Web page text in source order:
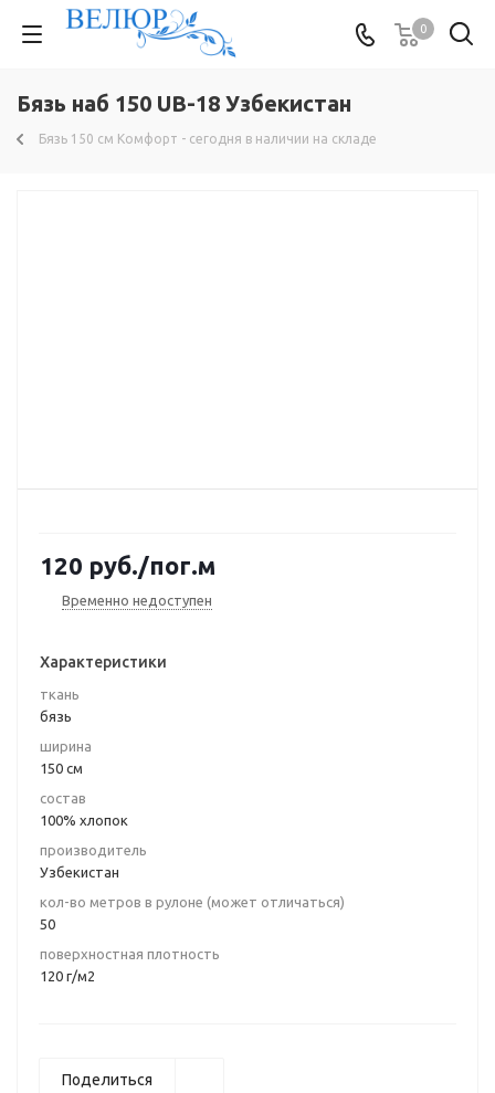
0
Бязь наб 150 UB-18 Узбекистан
Бязь 150 см Комфорт - сегодня в наличии на складе
120 руб./пог.м
Временно недоступен
Характеристики
ткань
бязь
ширина
150 см
состав
100% хлопок
производитель
Узбекистан
кол-во метров в рулоне (может отличаться)
50
поверхностная плотность
120 г/м2
Поделиться